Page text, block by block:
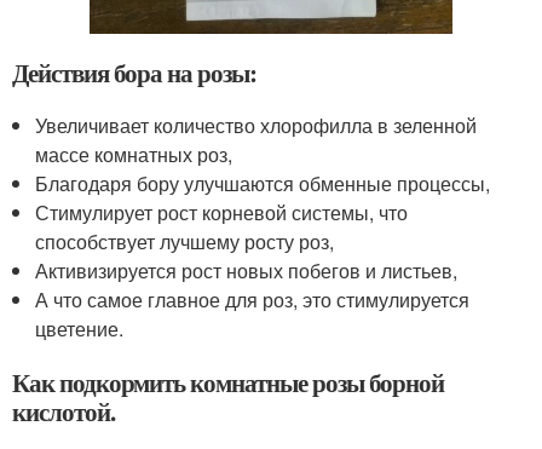
Действия бора на розы:
Увеличивает количество хлорофилла в зеленной
массе комнатных роз,
Благодаря бору улучшаются обменные процессы,
Стимулирует рост корневой системы, что
способствует лучшему росту роз,
Активизируется рост новых побегов и листьев,
А что самое главное для роз, это стимулируется
цветение.
Как подкормить комнатные розы борной
кислотой.